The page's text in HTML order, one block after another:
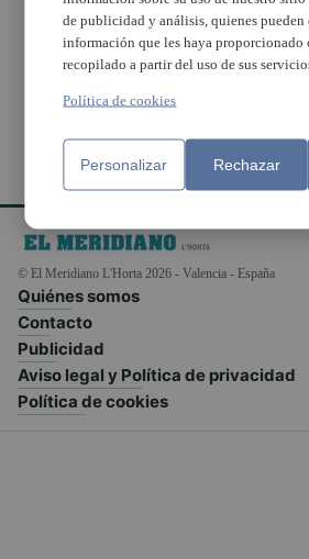
después de dos años,
su Fira Associativa i
Comercial
© El Meridiano L'Horta 2026 - Valencia - España
Quiénes somos
Contacto
Publicidad
Aviso legal y Política de privacidad
Política de cookies
de publicidad y análisis, quienes
información que les haya proporcionado
recopilado a partir del uso de sus
Política de cookies
Personalizar Rechazar